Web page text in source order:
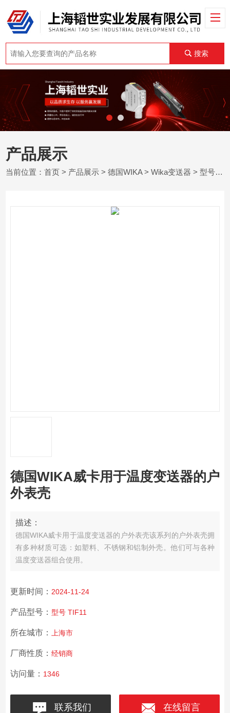
搜索
产品展示
当前位置：首页 > 产品展示 >德国WIKA>Wika变送器 > 型号 TIF11德国WIKA威卡用于温度变送器的户外表壳
德国WIKA威卡用于温度变送器的户
外表壳
描述：
德国WIKA威卡用于温度变送器的户外表壳该系列的户外表壳拥
有多种材质可选：如塑料、不锈钢和铝制外壳。他们可与各种
温度变送器组合使用。
更新时间： 2024-11-24
产品型号： 型号 TIF11
所在城市： 上海市
厂商性质： 经销商
访问量： 1346
联系我们 在线留言